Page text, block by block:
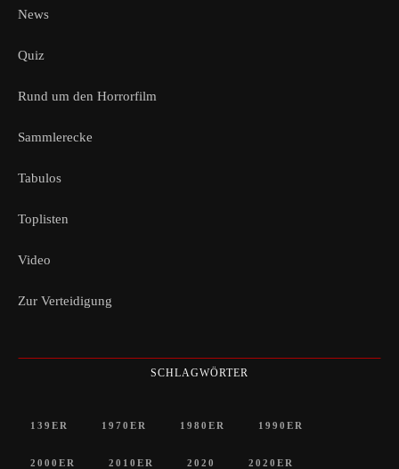
News
Quiz
Rund um den Horrorfilm
Sammlerecke
Tabulos
Toplisten
Video
Zur Verteidigung
SCHLAGWÖRTER
139ER 1970ER 1980ER 1990ER
2000ER 2010ER 2020 2020ER